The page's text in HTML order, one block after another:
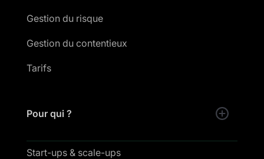
Gestion du risque
Gestion du contentieux
Tarifs
Pour qui ?
Start-ups & scale-ups